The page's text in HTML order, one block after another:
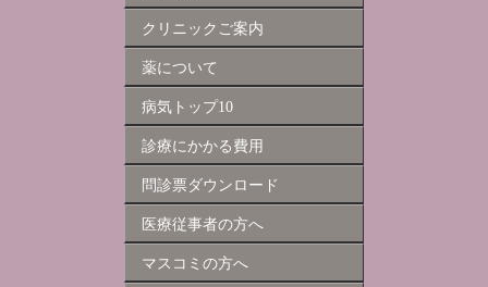
クリニックご案内
薬について
病気トップ10
診療にかかる費用
問診票ダウンロード
医療従事者の方へ
マスコミの方へ